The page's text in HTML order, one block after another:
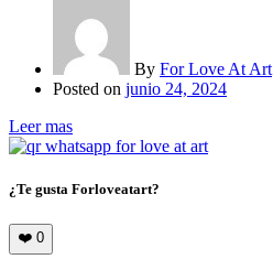
By For Love At Art
Posted on junio 24, 2024
Leer mas
¿Te gusta Forloveatart?
❤️ 0